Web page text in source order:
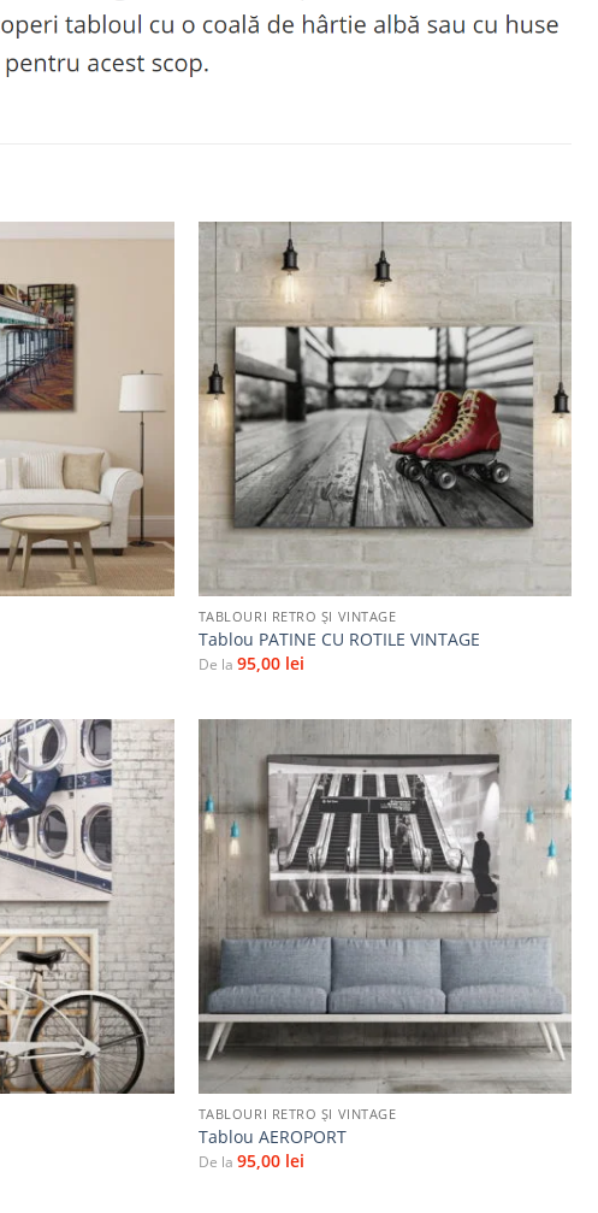
Adaugă
la
favorite
TABLOURI RETRO ȘI VINTAGE
Tablou PATINE CU ROTILE VINTAGE
De la 95,00 lei
la
favorite
Adaugă
la
favorite
+
TABLOURI RETRO ȘI VINTAGE
Tablou AEROPORT
De la 95,00 lei